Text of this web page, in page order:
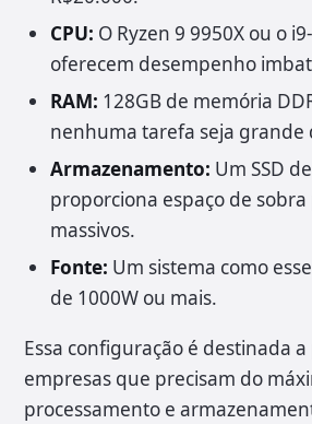
CPU: O Ryzen 9 9950X ou o
oferecem desempenho
RAM: 128GB de memória
nenhuma tarefa seja grande
Armazenamento: Um SSD
proporciona espaço de
massivos.
Fonte: Um sistema como
de 1000W ou mais.
Essa configuração é destinada
empresas que precisam do
processamento e